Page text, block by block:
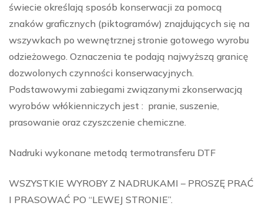
świecie określają sposób konserwacji za pomocą
znaków graficznych (piktogramów) znajdujących się na
wszywkach po wewnętrznej stronie gotowego wyrobu
odzieżowego. Oznaczenia te podają najwyższą granicę
dozwolonych czynności konserwacyjnych.
Podstawowymi zabiegami związanymi zkonserwacją
wyrobów włókienniczych jest : pranie, suszenie,
prasowanie oraz czyszczenie chemiczne.
Nadruki wykonane metodą termotransferu DTF
WSZYSTKIE WYROBY Z NADRUKAMI – PROSZĘ PRAĆ
I PRASOWAĆ PO “LEWEJ STRONIE”.